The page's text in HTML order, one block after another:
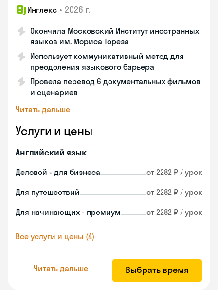
Инглекс • 2026 г.
Окончила Московский Институт иностранных
языков им. Мориса Тореза
Использует коммуникативный метод для
преодоления языкового барьера
Провела перевод 6 документальных фильмов
и сценариев
Читать дальше
Услуги и цены
Английский язык
Деловой - для бизнеса от 2282 ₽ / урок
Для путешествий от 2282 ₽ / урок
Для начинающих - премиум от 2282 ₽ / урок
Все услуги и цены (4)
Читать дальше Выбрать время